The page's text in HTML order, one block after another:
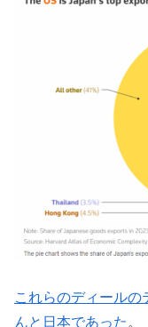
これらのディールの
んと日本であった 。